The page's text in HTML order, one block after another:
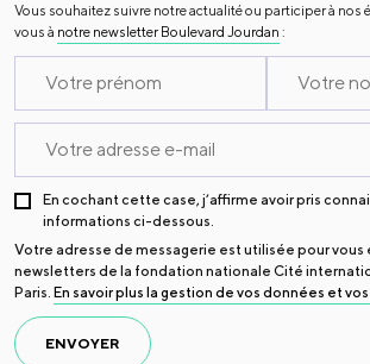
Vous souhaitez suivre notre actualité ou participer à nos
vous à notre newsletter Boulevard Jourdan :
En cochant cette case, j’affirme avoir pris
informations ci-dessous.
Votre adresse de messagerie est utilisée pour vous
newsletters de la fondation nationale Cité
Paris. En savoir plus la gestion de vos données et
ENVOYER